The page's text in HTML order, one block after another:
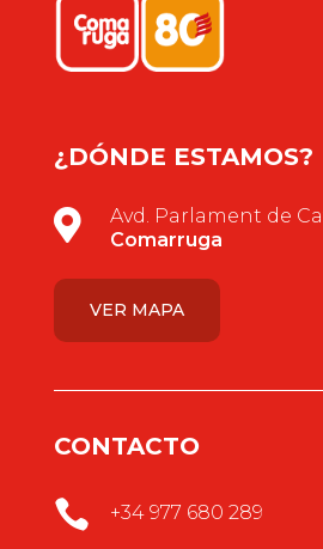
¿DÓNDE ESTAMOS?

Avd. Parlament de
Comarruga
VER MAPA
CONTACTO
 +34 977 680 289